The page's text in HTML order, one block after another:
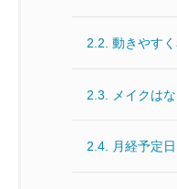
2.2.動きやす
2.3. メイクは
2.4. 月経予定